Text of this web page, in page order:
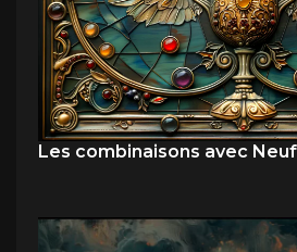
Les combinaisons avec